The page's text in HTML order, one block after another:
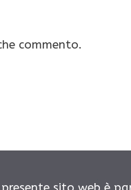
commento.
sito web è